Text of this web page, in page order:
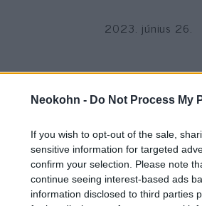
Neokohn - Do Not Process My
If you wish to opt-out of the sale,
sensitive information for targeted
confirm your selection. Please note
continue seeing interest-based ads
information disclosed to third parties
2023. június 26.